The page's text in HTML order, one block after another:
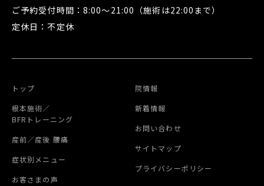
ご予約受付時間：8:00～21:00（施術は22:00まで）
定休日：不定休
トップ
根本施術／
BFRトレーニング
産前／産後 腰痛
症状別メニュー
お客さまの声
院情報
新着情報
お問い合わせ
サイトマップ
プライバシーポリシー